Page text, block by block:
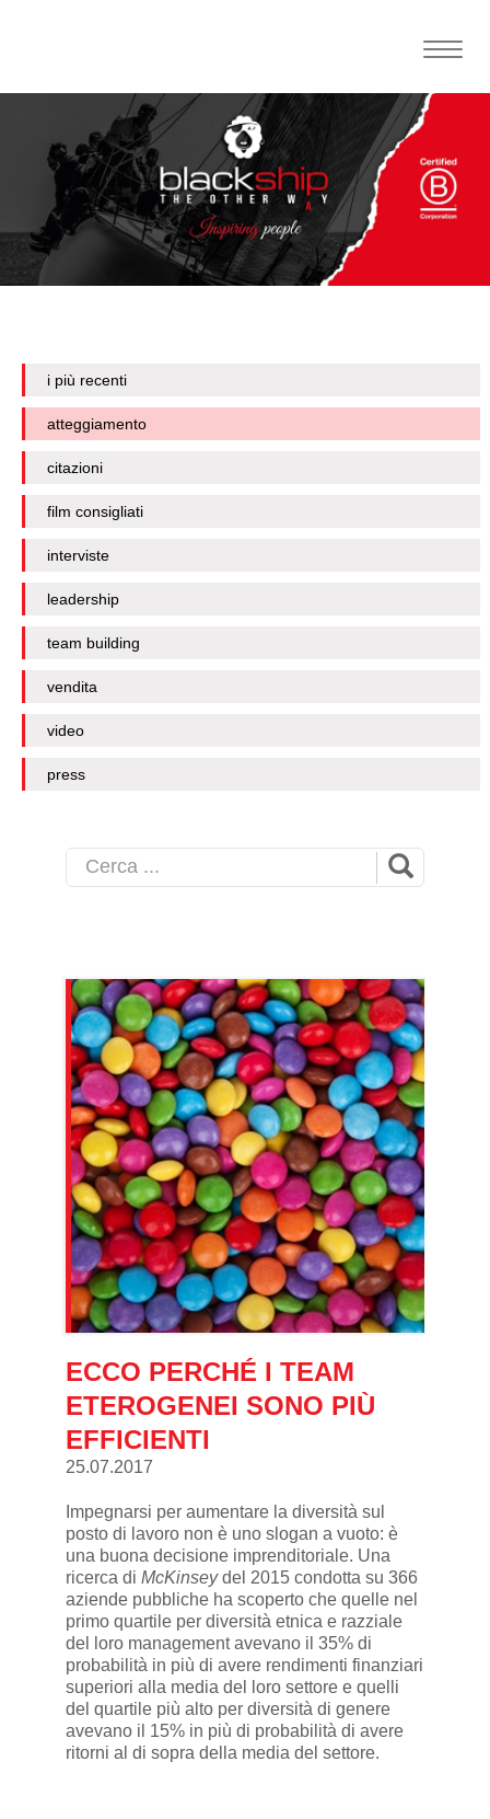
Toggle
i più recenti
atteggiamento
citazioni
film consigliati
interviste
leadership
team building
vendita
video
press
ECCO PERCHÉ I TEAM
ETEROGENEI SONO PIÙ
EFFICIENTI
25.07.2017
Impegnarsi per aumentare la diversità sul
posto di lavoro non è uno slogan a vuoto: è
una buona decisione imprenditoriale. Una
ricerca di McKinseydel 2015 condotta su 366
aziende pubbliche ha scoperto che quelle nel
primo quartile per diversità etnica e razziale
del loro management avevano il 35% di
probabilità in più di avere rendimenti finanziari
superiori alla media del loro settore e quelli
del quartile più alto per diversità di genere
avevano il 15% in più di probabilità di avere
ritorni al di sopra della media del settore.